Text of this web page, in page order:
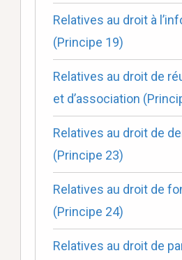
Relatives au droit à
(Principe 19)
Relatives au droit de
et d’association
Relatives au droit de
(Principe 23)
Relatives au droit de
(Principe 24)
Relatives au droit de